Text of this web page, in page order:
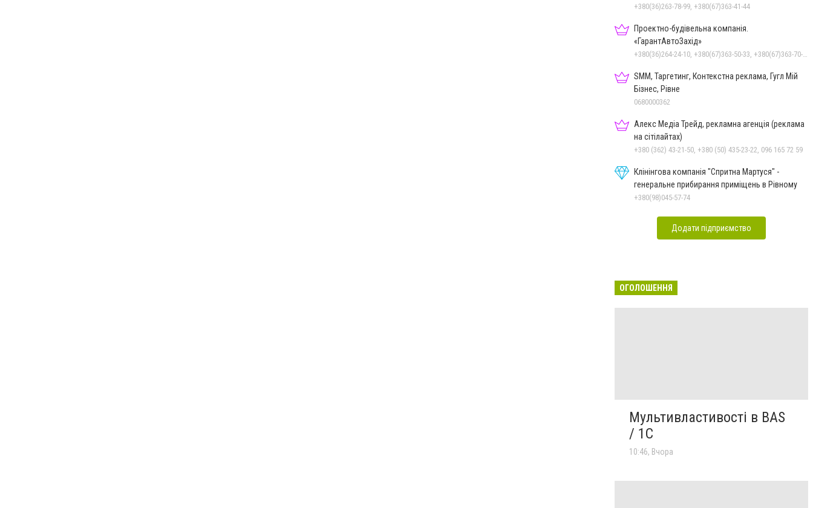
+380(36)263-78-99, +380(67)363-41-44
Проектно-будівельна компанія.
«ГарантАвтоЗахід»
+380(36)264-24-10, +380(67)363-50-33, +380(67)363-70-50
SMM, Таргетинг, Контекстна реклама, Гугл Мій
Бізнес, Рівне
0680000362
Алекс Медіа Трейд, рекламна агенція (реклама
на сітілайтах)
+380 (362) 43-21-50, +380 (50) 435-23-22, 096 165 72 59
Клінінгова компанія "Спритна Мартуся" -
генеральне прибирання приміщень в Рівному
+380(98)045-57-74
Додати підприємство
ОГОЛОШЕННЯ
Мультивластивості в BAS
/ 1C
10:46, Вчора